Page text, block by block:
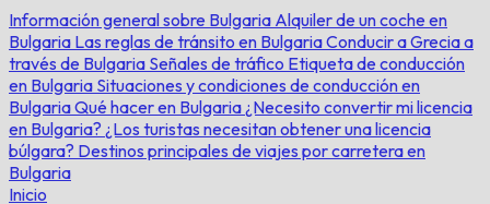
Información general sobre Bulgaria Alquiler de un coche en
Bulgaria Las reglas de tránsito en BulgariaConducir a Grecia a
través de Bulgaria Señales de tráfico Etiqueta de conducción
en Bulgaria Situaciones y condiciones de conducción en
BulgariaQué hacer en Bulgaria¿Necesito convertir mi licencia
en Bulgaria? ¿Los turistas necesitan obtener una licencia
búlgara? Destinos principales de viajes por carretera en
Bulgaria
Inicio